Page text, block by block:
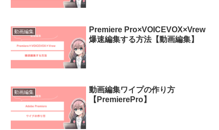
動画編集
Premiere Pro×VOICEVOX×Vrew
爆速編集する方法【動画編集】
動画編集
動画編集ワイプの作り方
【PremierePro】